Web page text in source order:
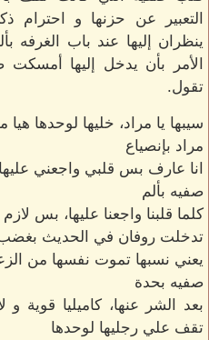
التعبير عن حزنها و احترام
ينظران إليها عند باب
الأمر بأن يدخل إليها أمسكت
تقول.
سيبها يا مراد، خليها لوحدها هيا
مراد بإنصياع
انا عارف بس قلبي واجعني
صفيه بألم
كلما قلبنا واجعنا عليها، بس
تدخلت روفان في الحديث
يعني نسبها تموت نفسها من
صفيه بحدة
بعد الشر عنها، كاميليا قوية
تقف علي رجليها لوحدها